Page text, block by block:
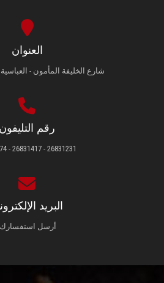
العنوان
شارع الخليفة المأمون -
رقم التليفون
26831231 - 26831417 - 26831474
البريد
أرسل